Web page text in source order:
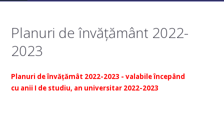
ADMITERE
Master
Planuri de învățământ 2022-
2023
Planuri de învățămât 2022-2023 - valabile începând
cu anii I de studiu, an universitar 2022-2023